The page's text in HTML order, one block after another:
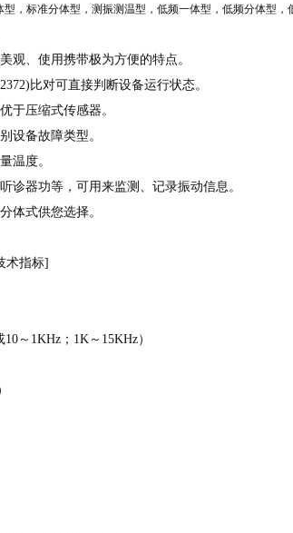
，标准分体型，测振测温型，低频一体型，低频分体型
观、使用携带极为方便的特点。
比对可直接判断设备运行状态。
于压缩式传感器。
设备故障类型。
温度。
诊器功等，可用来监测、记录振动信息。
体式供您选择。
术指标]
～1KHz；1K～15KHz）